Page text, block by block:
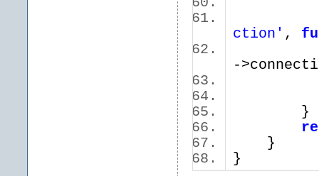
ction' ,
-
}
}